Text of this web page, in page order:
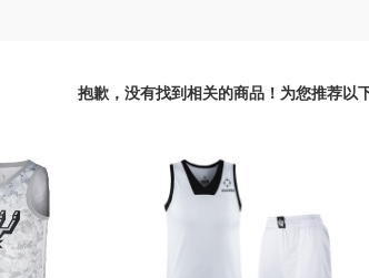
抱歉，没有找到相关的商品！为您推荐以